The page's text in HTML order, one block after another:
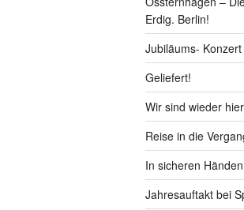
Erdig. Berlin!
Jubiläums-
Geliefert!
Wir sind wieder
Reise in die
In sicheren Händen
Jahresauftakt bei